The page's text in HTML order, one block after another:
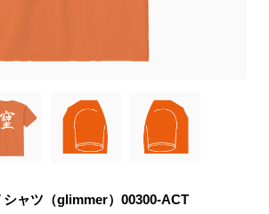
シャツ（glimmer）00300-ACT